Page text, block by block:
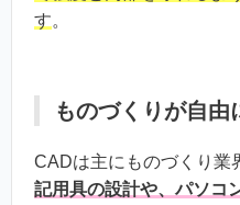
す。
ものづくりが自由
CADは主にものづくり業
記用具の設計や、パソコ